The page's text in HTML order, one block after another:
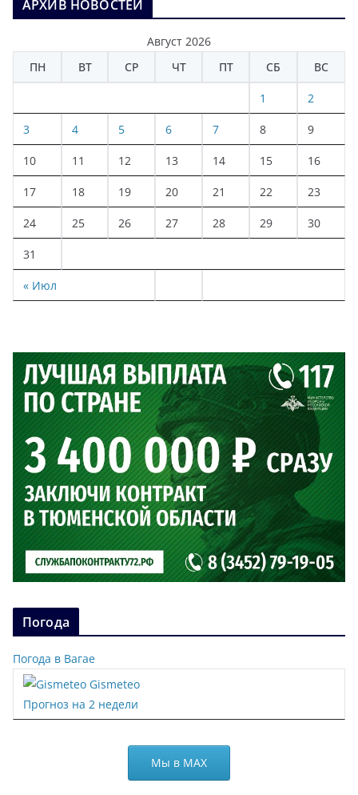
АРХИВ НОВОСТЕЙ
Август 2026
ПН
ВТ СР ЧТ ПТ СБ ВС
« Июл
1 2
3 4 5 6 7 8 9
10 11 12 13 14 15 16
17 18 19 20 21 22 23
24 25 26 27 28 29 30
31
Погода
Погода в Вагае
Gismeteo
Прогноз на 2 недели
Мы в МАХ